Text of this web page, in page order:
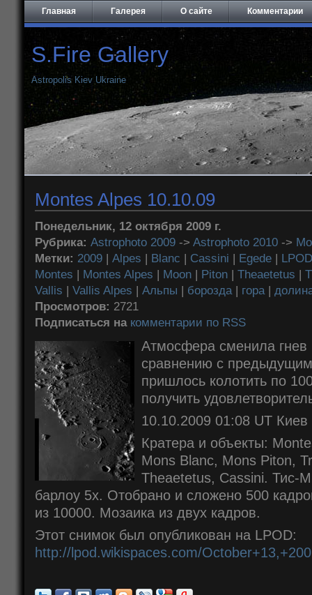
Главная Галерея О сайте Комментарии
S.Fire Gallery
Astropolis Kiev Ukraine
Montes Alpes 10.10.09
Понедельник, 12 октября 2009 г.
Рубрика: Astrophoto 2009 -> Astrophoto 2010 ->
Метки: 2009 | Alpes | Blanc | Cassini | Egede | LPOD
Montes | Montes Alpes | Moon | Piton | Theaetetus |
Vallis | Vallis Alpes | Альпы | борозда| гора|
Просмотров: 2721
Подписаться на комментарии по RSS
Атмосфера сменила гнев
сравнению с
пришлось колотить по
получить
10.10.2009 01:08 UT Киев
Кратера и объекты:
Mons Blanc, Mons Piton,
Theaetetus, Cassini. Тис-
барлоу 5x. Отобрано и сложено 500
из 10000. Мозаика из двух кадров.
Этот снимок был опубликован на LPOD:
http://lpod.wikispaces.com/